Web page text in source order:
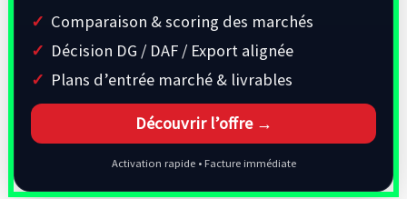
Comparaison & scoring des marchés
Décision DG / DAF / Export alignée
Plans d’entrée marché & livrables
Découvrir l’offre →
Activation rapide • Facture immédiate